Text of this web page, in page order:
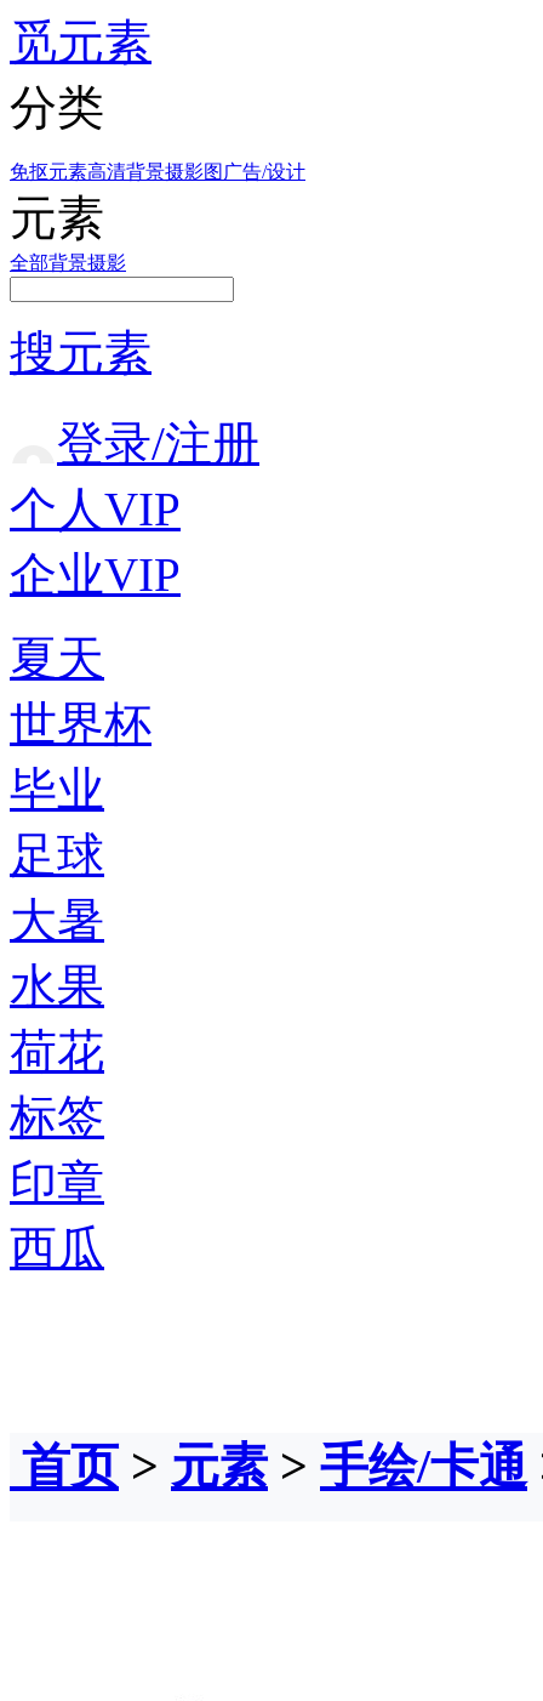
觅元素
分类
免抠元素高清背景摄影图 广告/设计
元素
全部背景摄影
搜元素
登录/注册
个人VIP
企业VIP
夏天
世界杯
毕业
足球
大暑
水果
荷花
标签
印章
西瓜
首页> 元素 > 手绘/卡通